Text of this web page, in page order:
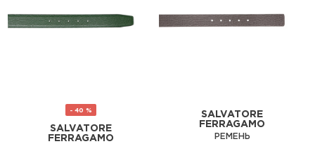
- 40 %
SALVATORE
FERRAGAMO
SALVATORE
FERRAGAMO
РЕМЕНЬ